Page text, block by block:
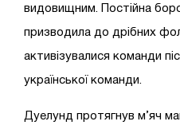
видовищним. Постійна
призводила до дрібних
активізувалися команди
української команди.
Дуелунд протягнув м’яч